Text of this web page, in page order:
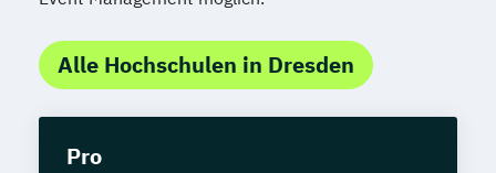
Alle Hochschulen in Dresden
Pro